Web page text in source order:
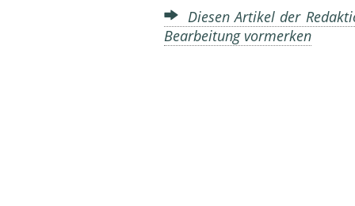
Diesen Artikel der
Bearbeitung vormerken